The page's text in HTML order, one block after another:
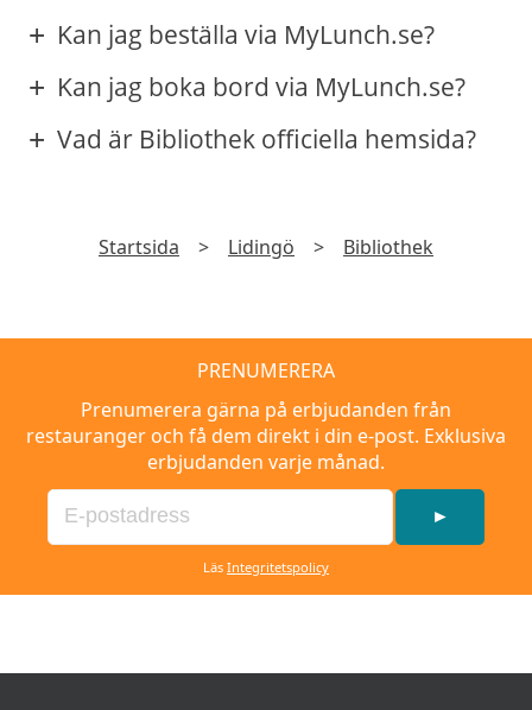
Kan jag beställa via MyLunch.se?
Kan jag boka bord via MyLunch.se?
Vad är Bibliothek officiella hemsida?
Startsida > Lidingö > Bibliothek
PRENUMERERA
Prenumerera gärna på erbjudanden från
restauranger och få dem direkt i din e-post. Exklusiva
erbjudanden varje månad.
►
Läs Integritetspolicy